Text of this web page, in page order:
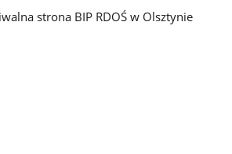
strona BIP RDOŚ w Olsztynie